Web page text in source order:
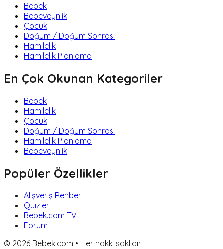
Bebek
Bebeveynlik
Çocuk
Doğum / Doğum Sonrası
Hamilelik
Hamilelik Planlama
En Çok Okunan Kategoriler
Bebek
Hamilelik
Çocuk
Doğum / Doğum Sonrası
Hamilelik Planlama
Bebeveynlik
Popüler Özellikler
Alışveriş Rehberi
Quizler
Bebek.com TV
Forum
© 2026 Bebek.com • Her hakkı saklıdır.